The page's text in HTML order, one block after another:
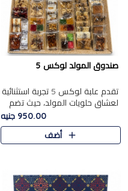
صندوق المولد لوكس 5
تقدم علبة لوكس 5 تجربة استثنائية
لعشاق حلويات المولد، حيث تضم
42 قطعة من تشكيلة فاخرة تجمع
بين أشهر الأصناف التقليدية وأصناف
مميزة مختارة بع..
950.00 جنيه
أضف